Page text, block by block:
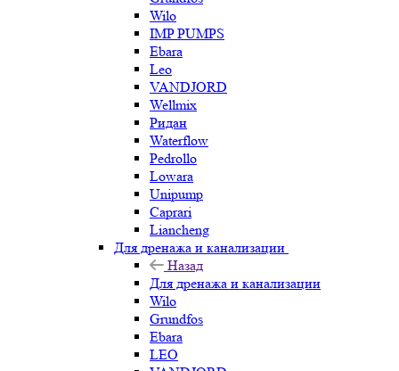
Wilo
IMP PUMPS
Ebara
Leo
VANDJORD
Wellmix
Ридан
Waterflow
Pedrollo
Lowara
Unipump
Caprari
Liancheng
Для дренажа и канализации
Назад
Для дренажа и канализации
Wilo
Grundfos
Ebara
LEO